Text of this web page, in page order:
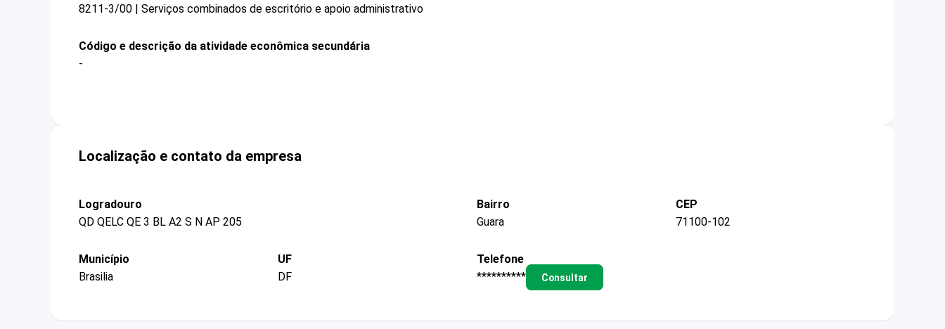
8211-3/00 | Serviços combinados de escritório e apoio administrativo
Código e descrição da atividade econômica secundária
-
Localização e contato da empresa
Logradouro
QD QELC QE 3 BL A2 S N AP 205
Bairro
Guara
CEP
71100-102
Município
Brasilia
UF
DF
Telefone
**********
Consultar